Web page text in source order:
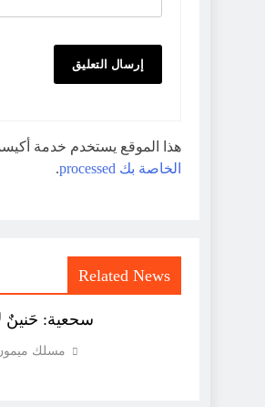
هذا الموقع يستخدم خدمة
الخاصة بك processed
.
Related News
سحعية: حَنينٌ
مسلك